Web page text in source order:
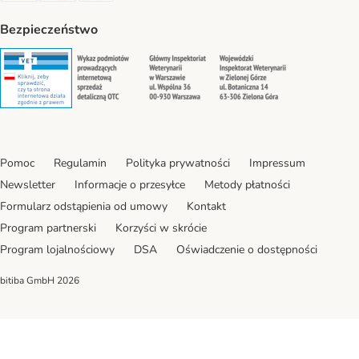
Bezpieczeństwo
Security Security Security
Pomoc Regulamin Polityka prywatności
Impressum
Newsletter
Informacje o przesyłce
Metody płatności
Formularz odstąpienia od umowy
Kontakt
Program partnerski
Korzyści w skrócie
Program lojalnościowy
DSA Oświadczenie o dostępności
bitiba GmbH 2026